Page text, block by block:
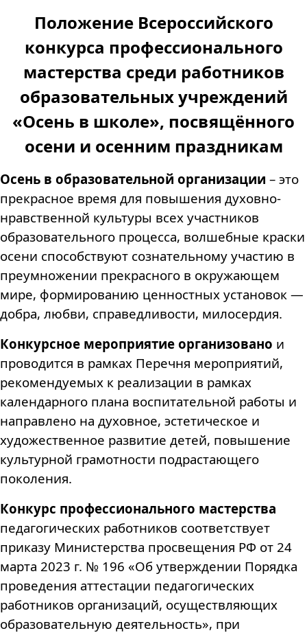
Положение Всероссийского
конкурса профессионального
мастерства среди работников
образовательных учреждений
«Осень в школе», посвящённого
осени и осенним праздникам
Осень в образовательной организации – это
прекрасное время для повышения духовно-
нравственной культуры всех участников
образовательного процесса, волшебные краски
осени способствуют сознательному участию в
преумножении прекрасного в окружающем
мире, формированию ценностных установок —
добра, любви, справедливости, милосердия.
Конкурсное мероприятие организовано и
проводится в рамках Перечня мероприятий,
рекомендуемых к реализации в рамках
календарного плана воспитательной работы и
направлено на духовное, эстетическое и
художественное развитие детей, повышение
культурной грамотности подрастающего
поколения.
Конкурс профессионального мастерства
педагогических работников соответствует
приказу Министерства просвещения РФ от 24
марта 2023 г. № 196 «Об утверждении Порядка
проведения аттестации педагогических
работников организаций, осуществляющих
образовательную деятельность», при